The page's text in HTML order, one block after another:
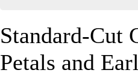
Standard-Cut
Petals and